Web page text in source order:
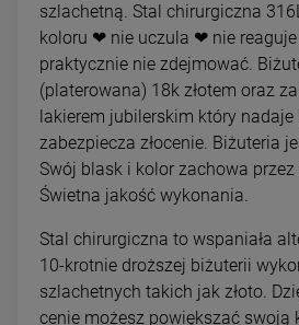
szlachetną. Stal chirurgiczna
koloru ❤ nie uczula ❤ nie
praktycznie nie zdejmować.
(platerowana) 18k złotem oraz
lakierem jubilerskim który nadaje
zabezpiecza złocenie. Biżuteria
Swój blask i kolor zachowa przez
Świetna jakość wykonania.
Stal chirurgiczna to wspaniała
10-krotnie droższej biżuterii
szlachetnych takich jak złoto.
cenie możesz powiększać swoją